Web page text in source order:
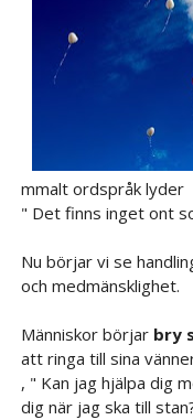
mmalt ordspråk lyder
" Det finns inget ont
Nu börjar vi se
och medmänsklighet.
Människor börjar bry
att ringa till sina
, " Kan jag hjälpa dig
dig när jag ska till